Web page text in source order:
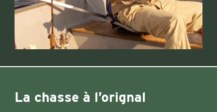
La chasse à l’orignal